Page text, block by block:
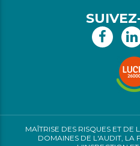
MAÎTRISE DES RISQUES ET DE
DOMAINES DE L'AUDIT, LA